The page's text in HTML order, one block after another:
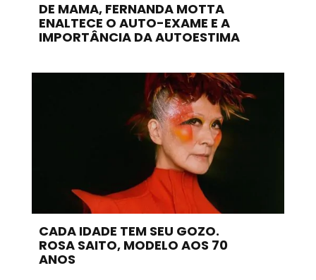
DE MAMA, FERNANDA MOTTA
ENALTECE O AUTO-EXAME E A
IMPORTÂNCIA DA AUTOESTIMA
CADA IDADE TEM SEU GOZO.
ROSA SAITO, MODELO AOS 70
ANOS